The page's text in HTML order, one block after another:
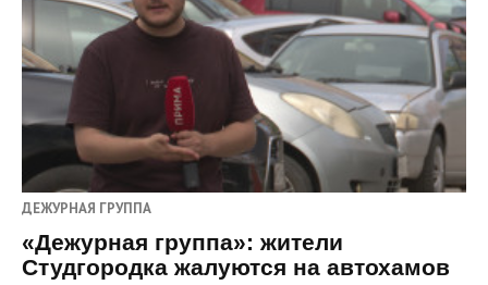
ДЕЖУРНАЯ ГРУППА
«Дежурная группа»: жители
Студгородка жалуются на автохамов